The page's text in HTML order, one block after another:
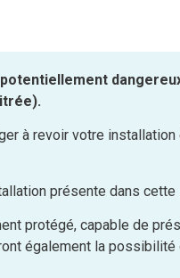
à revoir votre
présente dans cette
protégé, capable de
également la